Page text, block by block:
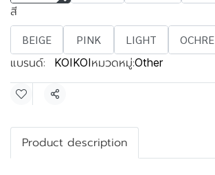
สี
BEIGE PINK LIGHT OCHRE
แบรนด์: KOIKOIหมวดหมู่:Other
แชร์
Product description